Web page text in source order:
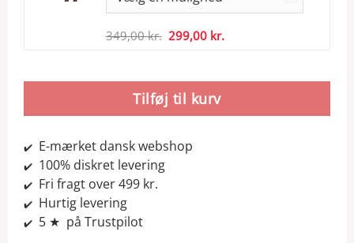
349,00kr. Den
var:
299,00 kr.
Tilføj til kurv
✔️E-mærket dansk webshop
✔️100% diskret levering
✔️Fri fragt over 499 kr.
✔️Hurtig levering
✔️5 ★ på Trustpilot